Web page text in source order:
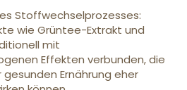
Stoffwechselprozesses:
wie Grüntee-Extrakt und
mit
Effekten verbunden, die
Ernährung eher